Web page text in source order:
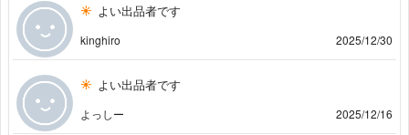
よい出品者です
kinghiro 2025/12/30
よい出品者です
よっしー 2025/12/16